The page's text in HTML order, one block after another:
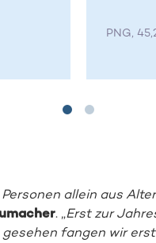
PNG,
allein aus
. „Erst zur
fangen wir